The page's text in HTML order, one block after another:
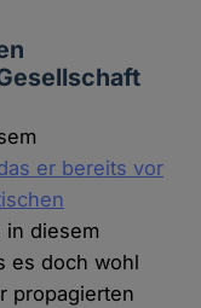
er bereits vor
in diesem
es doch wohl
propagierten